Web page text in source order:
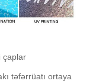
çaplar
təfərrüatı ortaya